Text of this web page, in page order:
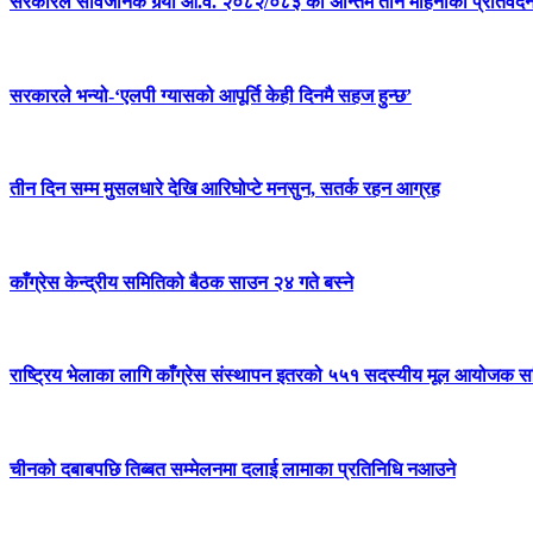
सरकारले भन्यो-‘एलपी ग्यासको आपूर्ति केही दिनमै सहज हुन्छ’
तीन दिन सम्म मुसलधारे देखि आरिघोप्टे मनसुन, सतर्क रहन आग्रह
काँग्रेस केन्द्रीय समितिको बैठक साउन २४ गते बस्ने
राष्ट्रिय भेलाका लागि काँग्रेस संस्थापन इतरको ५५१ सदस्यीय मूल आयोजक
चीनको दबाबपछि तिब्बत सम्मेलनमा दलाई लामाका प्रतिनिधि नआउने